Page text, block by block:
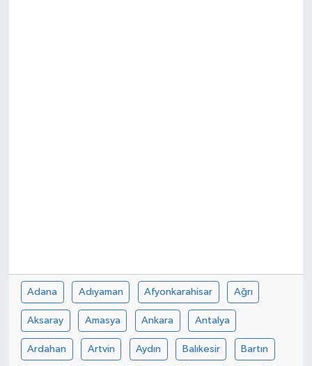
Adana Adıyaman Afyonkarahisar Ağrı
Aksaray Amasya Ankara Antalya
Ardahan Artvin Aydın Balıkesir Bartın